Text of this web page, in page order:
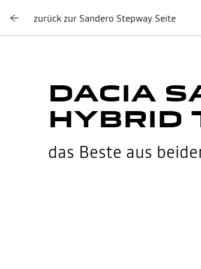
zurück zur Sandero Stepway Seite
DACIA
HYBRID
das Beste aus